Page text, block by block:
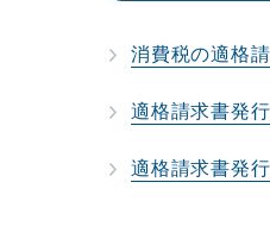
消費税の適格
適格請求書発
適格請求書発